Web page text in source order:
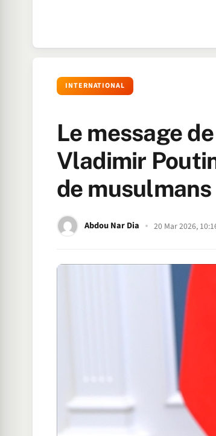
INTERNATIONAL
Le message
Vladimir
de
Abdou Nar Dia 20 Mar 2026,